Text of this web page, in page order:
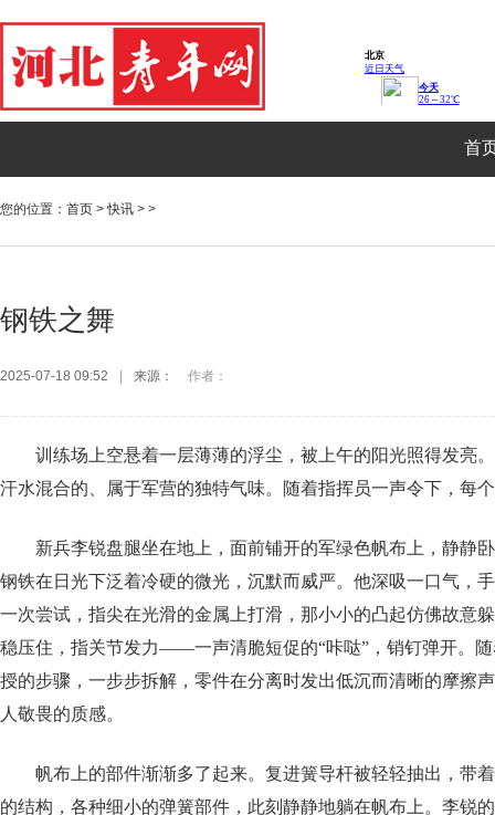
首
您的位置： 首页 >快讯 > >
钢铁之舞
2025-07-18 09:52 来源： 作者：
训练场上空悬着一层薄薄的浮尘，被上午的阳光照得发亮
汗水混合的、属于军营的独特气味。随着指挥员一声令下，每
新兵李锐盘腿坐在地上，面前铺开的军绿色帆布上，静静
钢铁在日光下泛着冷硬的微光，沉默而威严。他深吸一口气，
一次尝试，指尖在光滑的金属上打滑，那小小的凸起仿佛故意
稳压住，指关节发力——一声清脆短促的“咔哒”，销钉弹开。
授的步骤，一步步拆解，零件在分离时发出低沉而清晰的摩擦
人敬畏的质感。
帆布上的部件渐渐多了起来。复进簧导杆被轻轻抽出，带
的结构，各种细小的弹簧部件，此刻静静地躺在帆布上。李锐